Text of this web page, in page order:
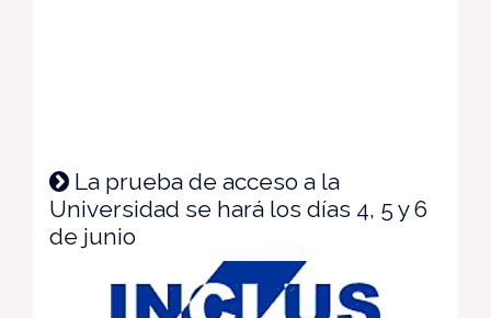
La prueba de acceso a la
Universidad se hará los días 4, 5 y 6
de junio